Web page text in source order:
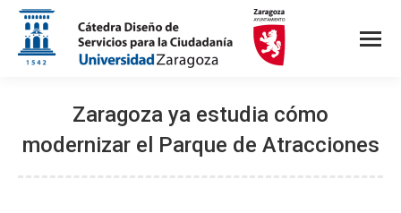
Zaragoza ya estudia cómo
modernizar el Parque de Atracciones